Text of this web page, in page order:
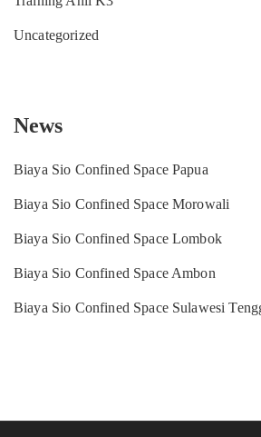
Uncategorized
News
Biaya Sio Confined Space Papua
Biaya Sio Confined Space Morowali
Biaya Sio Confined Space Lombok
Biaya Sio Confined Space Ambon
Biaya Sio Confined Space Sulawesi